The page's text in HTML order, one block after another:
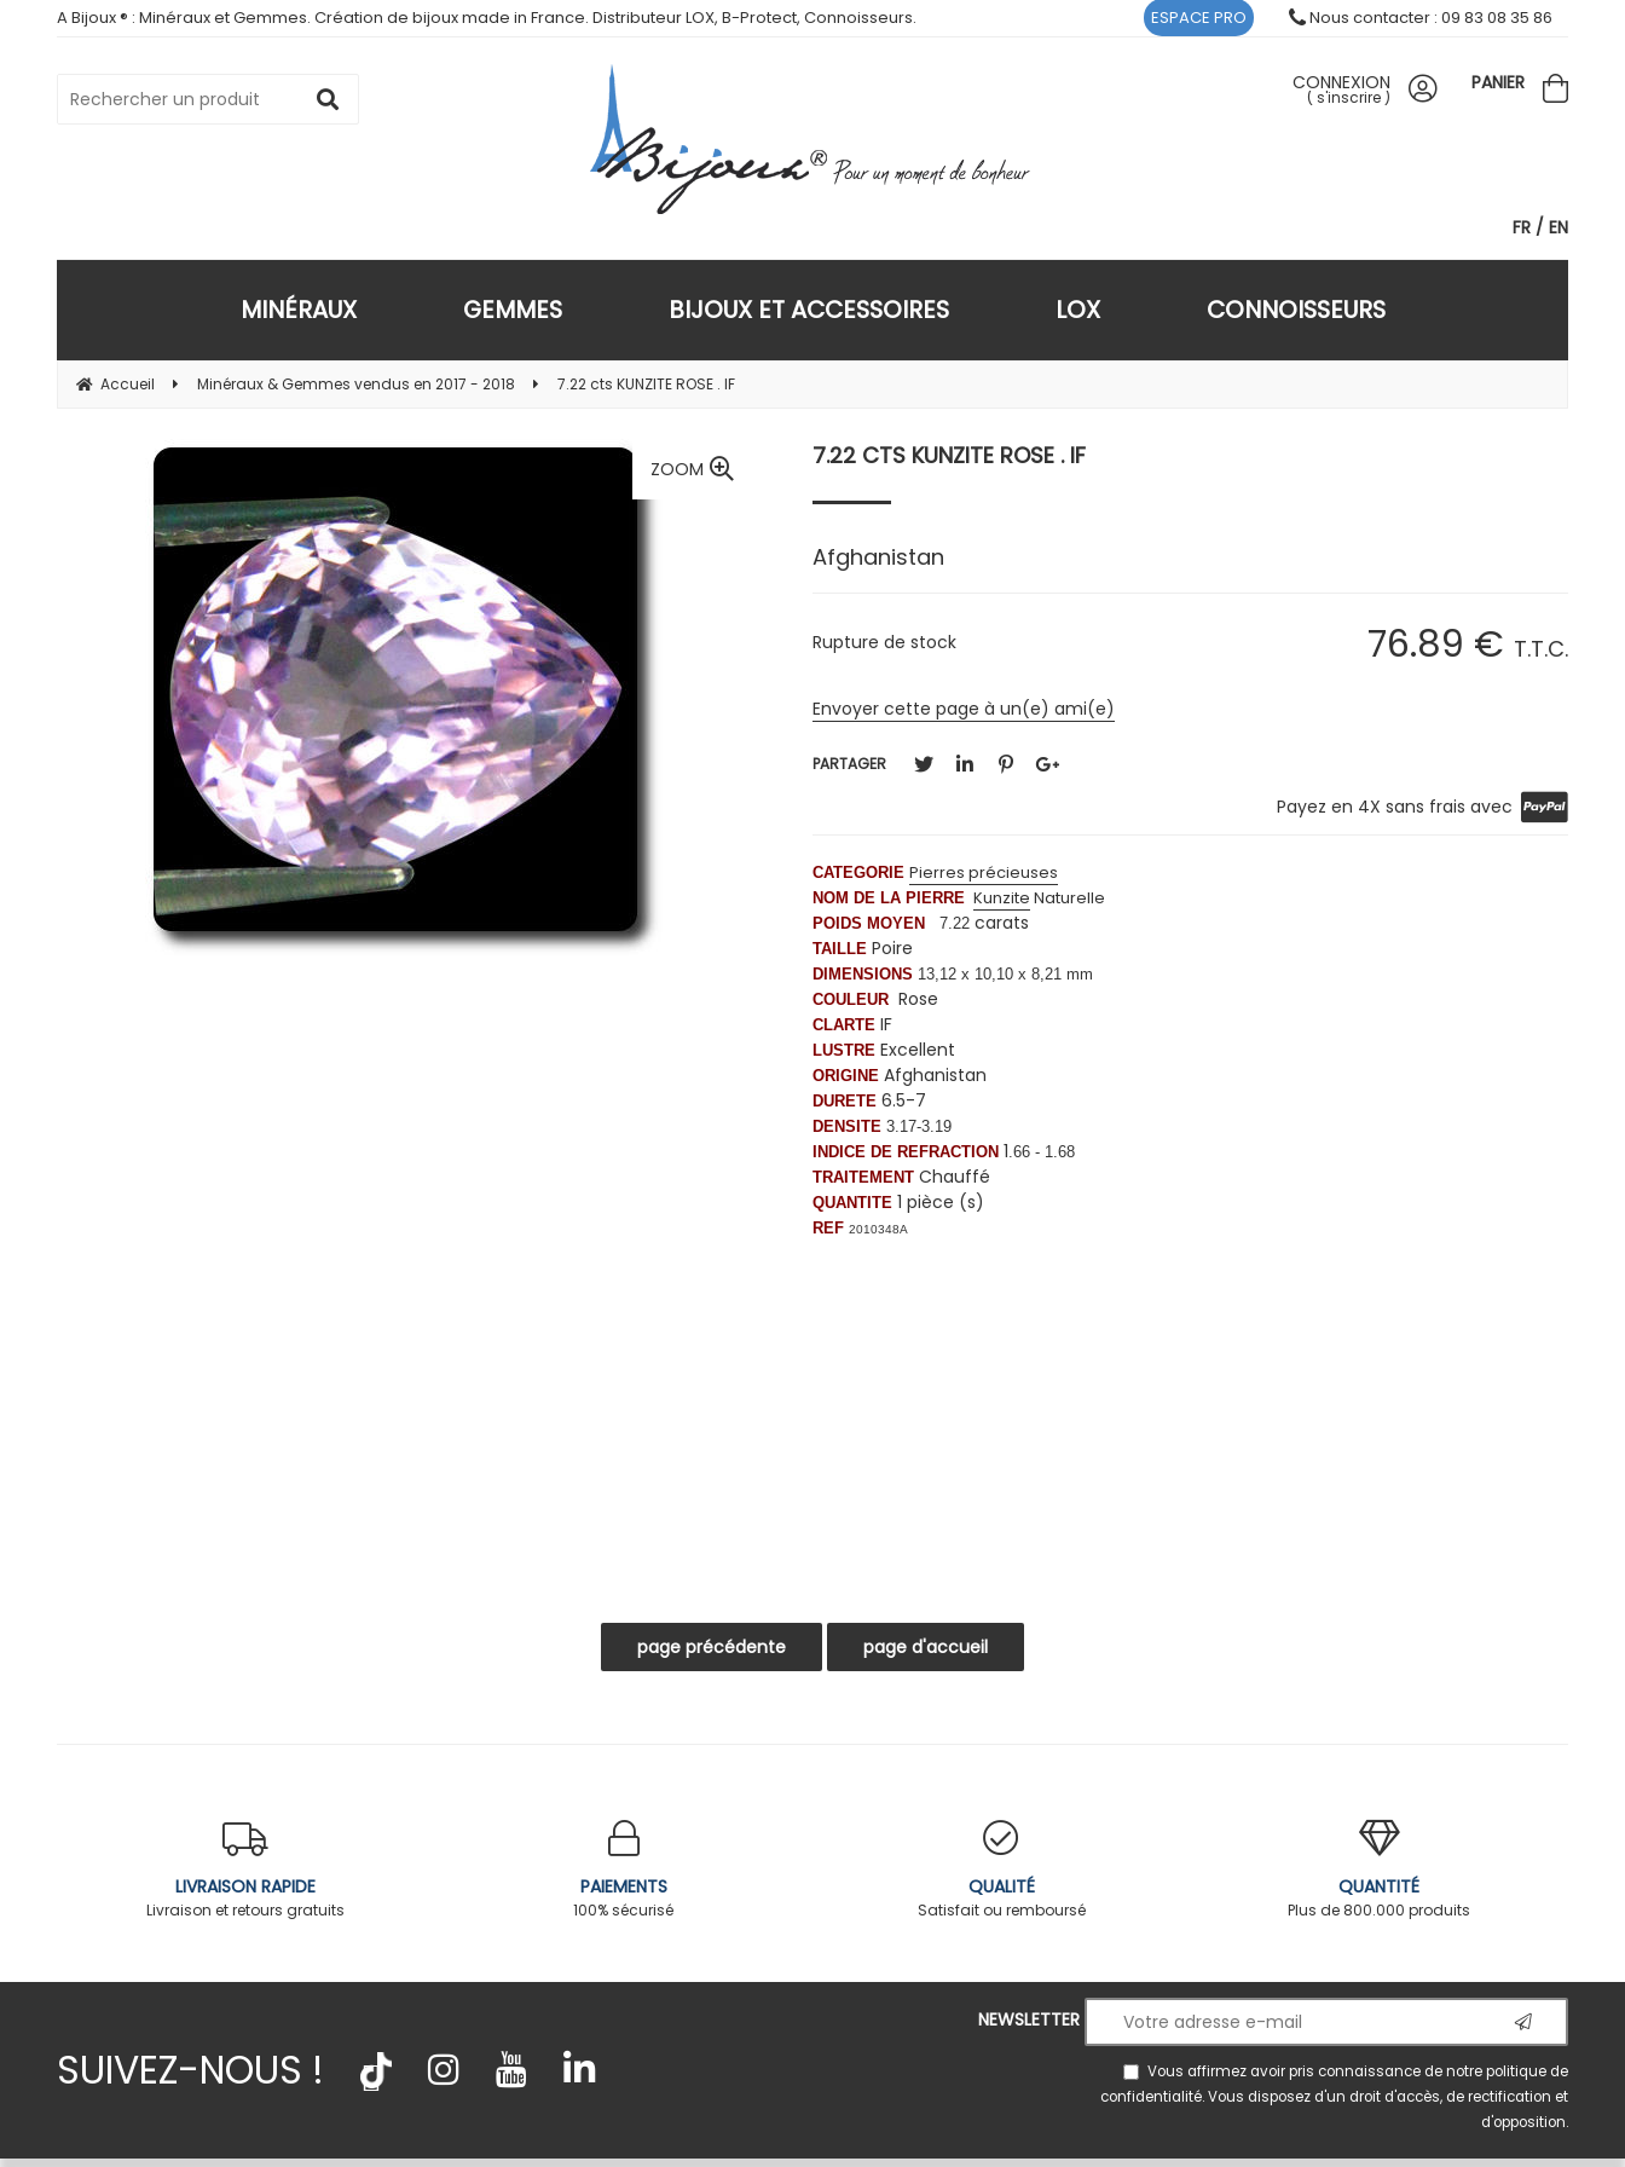
A Bijoux ® : Minéraux et Gemmes. Création de bijoux made in France. Distributeur LOX, B-Protect, Connoisseurs.
FR EN
CONNEXION
( s'inscrire )
PANIER
MINÉRAUX GEMMES BIJOUX ET ACCESSOIRES LOX CONNOISSEURS
Accueil Minéraux & Gemmes vendus en 2017 - 2018 7.22 cts KUNZITE ROSE . IF
ZOOM 7.22 CTS KUNZITE ROSE . IF
Afghanistan
76.89 € T.T.C.
Rupture de stock
Envoyer cette page à un(e) ami(e)
PARTAGER
Payez en 4X sans frais avec
CATEGORIE Pierres précieuses
NOM DE LA PIERRE Kunzite Naturelle
POIDS MOYEN 7.22 carats
TAILLE Poire
DIMENSIONS 13,12 x 10,10 x 8,21 mm
COULEUR Rose
CLARTE IF
LUSTRE Excellent
ORIGINE Afghanistan
DURETE 6.5-7
DENSITE 3.17-3.19
INDICE DE REFRACTION 1 .66 - 1.68
TRAITEMENT Chauffé
QUANTITE 1 pièce (s)
REF 2010348A
ESPACE PRO Nous contacter : 09 83 08 35 86
LIVRAISON RAPIDE
Livraison et retours gratuits
PAIEMENTS
100% sécurisé
QUALITÉ
Satisfait ou remboursé
QUANTITÉ
Plus de 800.000 produits
SUIVEZ-NOUS !
NEWSLETTER
Vous affirmez avoir pris connaissance de notrepolitique de
confidentialité. Vous disposez d'un droit d'accès, de rectification et
d'opposition.